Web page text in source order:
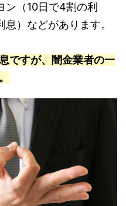
ン（10日で4割の利
）などがあります。
ですが、闇金業者の一